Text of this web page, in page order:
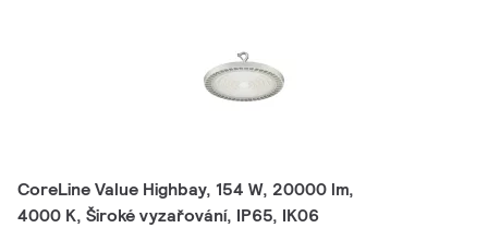
CoreLine Value Highbay, 154 W, 20000 lm,
4000 K, Široké vyzařování, IP65, IK06